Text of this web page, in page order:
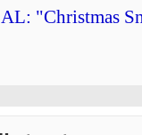
"Christmas